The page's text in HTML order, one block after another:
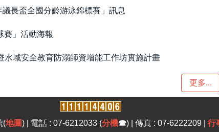
長盃全國分齡游泳錦標賽」訊息
賽」活動海報
水域安全教育防溺師資增能工作坊實施計畫
更多...
(地圖) | 電話 : 07-6212033 (分機☎) | 傳真 : 07-6222209 | 行